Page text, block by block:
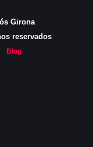
Girona
reservados
Blog